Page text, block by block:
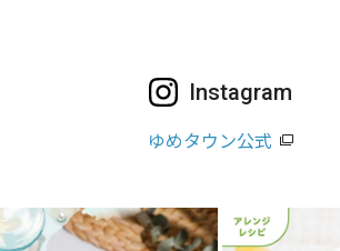
Instagram
ゆめタウン公式